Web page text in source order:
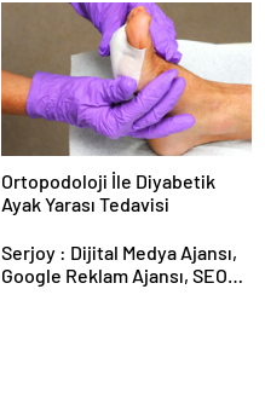
Ortopodoloji İle Diyabetik
Ayak Yarası Tedavisi
Serjoy : Dijital Medya Ajansı,
Google Reklam Ajansı, SEO